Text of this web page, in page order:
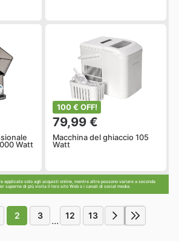
Watt
100 € OFF!
79,99 €
Macchina del ghiaccio 105
Watt
applicate solo agli acquisti online, mentre altre possono variare a seconda
saperne di più visita il loro sito Web o i canali di social media.
2 3 ... 12 13